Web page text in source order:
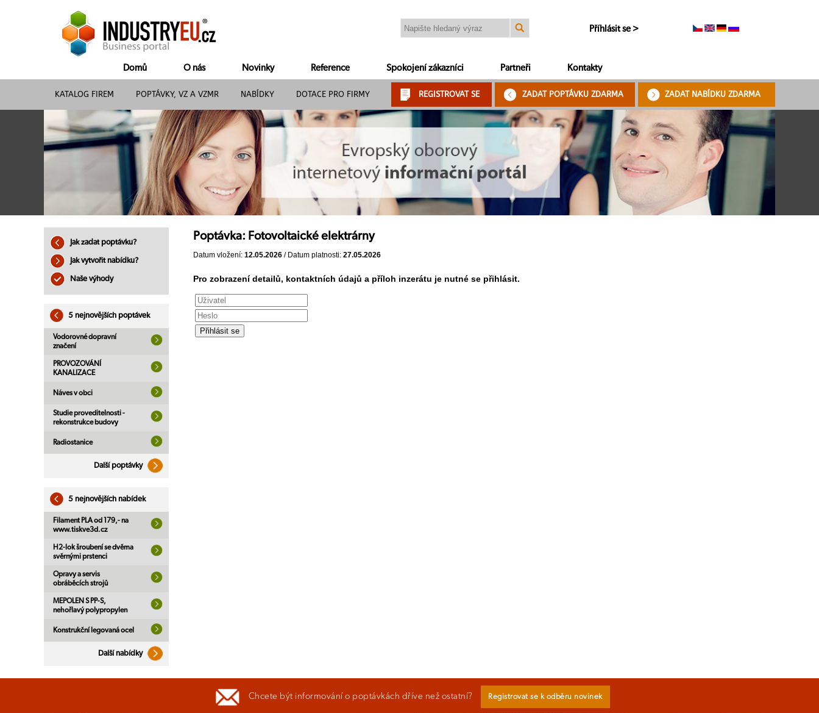
Příhlásit se >
Domů O nás Novinky Reference Spokojení zákazníci Partneři Kontakty
KATALOG FIREM POPTÁVKY, VZ A VZMR NABÍDKY DOTACE PRO FIRMY REGISTROVAT SE ZADAT POPTÁVKU ZDARMA ZADAT NABÍDKU ZDARMA
Jak zadat poptávku?
Jak vytvořit nabídku?
Naše výhody
5 nejnovějších poptávek
Vodorovné dopravní
značení
PROVOZOVÁNÍ
KANALIZACE
Náves v obci
Studie proveditelnosti -
rekonstrukce budovy
Radiostanice
Další poptávky
5 nejnovějších nabídek
Filament PLA od 179,- na
www.tiskve3d.cz
H2-lok šroubení se dvěma
svěrnými prstenci
Opravy a servis
obráběcích strojů
MEPOLEN S PP-S,
nehořlavý polypropylen
Konstrukční legovaná ocel
Další nabídky
Poptávka: Fotovoltaické elektrárny
Datum vložení: 12.05.2026 / Datum platnosti: 27.05.2026
Pro zobrazení detailů, kontaktních údajů a příloh inzerátu je nutné se přihlásit.
Chcete být informování o poptávkách dříve než ostatní? Registrovat se k odběru novinek